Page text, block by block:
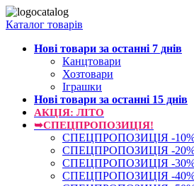
Каталог товарів
Нові товари за останнi 7 днiв
Канцтовари
Хозтовари
Іграшки
Нові товари за останнi 15 днiв
АКЦІЯ: ЛІТО
➥СПЕЦПРОПОЗИЦІЯ!
СПЕЦПРОПОЗИЦІЯ -
СПЕЦПРОПОЗИЦІЯ -
СПЕЦПРОПОЗИЦІЯ -
СПЕЦПРОПОЗИЦІЯ -